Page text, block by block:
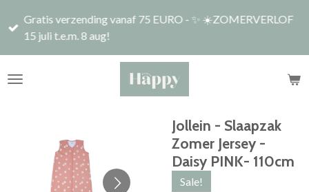
direct
hoofdinhoud
Gratis verzending vanaf 75 EURO - ✨ ☀️ZOMERVERLOF
15 juli t.e.m. 8 aug!
Jollein - Slaapzak
Zomer Jersey -
Daisy PINK- 110cm
Sale!